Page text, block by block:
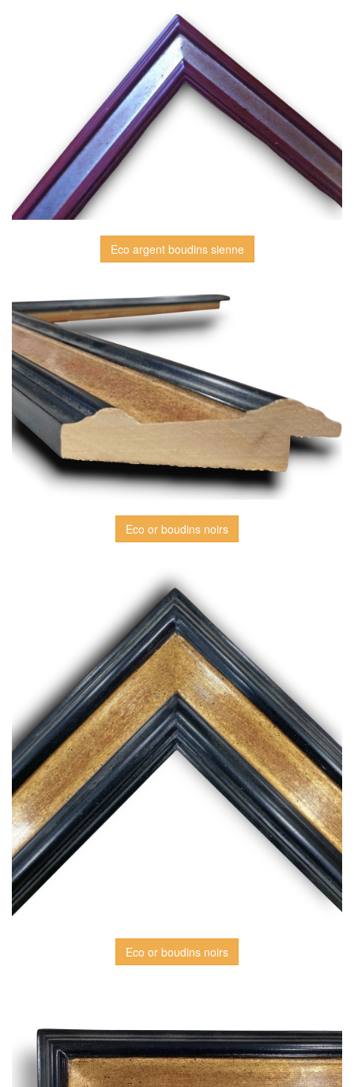
Eco argent boudins sienne
Eco or boudins noirs
Eco or boudins noirs